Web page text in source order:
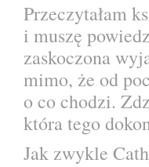
Przeczytałam
i muszę
zaskoczona
mimo, że od
o co chodzi.
która tego
Jak zwykle